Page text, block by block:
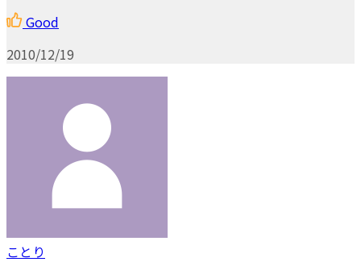
Good
2010/12/19
ことり